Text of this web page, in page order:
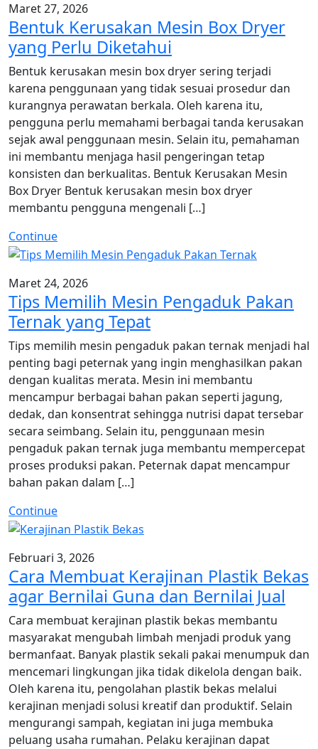
Maret 27, 2026
Bentuk Kerusakan Mesin Box Dryer
yang Perlu Diketahui
Bentuk kerusakan mesin box dryer sering terjadi
karena penggunaan yang tidak sesuai prosedur dan
kurangnya perawatan berkala. Oleh karena itu,
pengguna perlu memahami berbagai tanda kerusakan
sejak awal penggunaan mesin. Selain itu, pemahaman
ini membantu menjaga hasil pengeringan tetap
konsisten dan berkualitas. Bentuk Kerusakan Mesin
Box Dryer Bentuk kerusakan mesin box dryer
membantu pengguna mengenali […]
Continue
Maret 24, 2026
Tips Memilih Mesin Pengaduk Pakan
Ternak yang Tepat
Tips memilih mesin pengaduk pakan ternak menjadi hal
penting bagi peternak yang ingin menghasilkan pakan
dengan kualitas merata. Mesin ini membantu
mencampur berbagai bahan pakan seperti jagung,
dedak, dan konsentrat sehingga nutrisi dapat tersebar
secara seimbang. Selain itu, penggunaan mesin
pengaduk pakan ternak juga membantu mempercepat
proses produksi pakan. Peternak dapat mencampur
bahan pakan dalam […]
Continue
Februari 3, 2026
Cara Membuat Kerajinan Plastik Bekas
agar Bernilai Guna dan Bernilai Jual
Cara membuat kerajinan plastik bekas membantu
masyarakat mengubah limbah menjadi produk yang
bermanfaat. Banyak plastik sekali pakai menumpuk dan
mencemari lingkungan jika tidak dikelola dengan baik.
Oleh karena itu, pengolahan plastik bekas melalui
kerajinan menjadi solusi kreatif dan produktif. Selain
mengurangi sampah, kegiatan ini juga membuka
peluang usaha rumahan. Pelaku kerajinan dapat